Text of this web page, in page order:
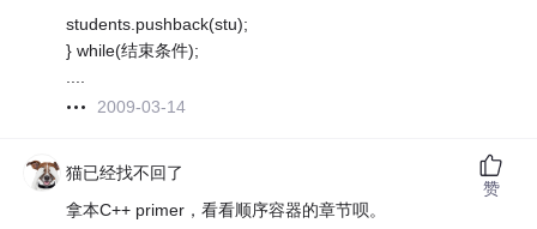
students.pushback(stu);
} while(结束条件);
....
2009-03-14
猫已经找不回了
拿本C++ primer，看看顺序容器的章节呗。
赞